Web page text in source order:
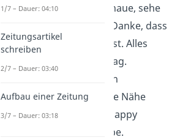
Wenn ich dich anschaue, sehe
. Danke, dass
du mein Zuhause bist. Alles
Liebe zum Geburtstag.
ist mein
Lieblingsklang, deine Nähe
mein Lieblingsort. Happy
Birthday, meine Liebe.
1/7 – Dauer: 04:10
Zeitungsartikel
schreiben
2/7 – Dauer: 03:40
Aufbau einer Zeitung
3/7 – Dauer: 03:18